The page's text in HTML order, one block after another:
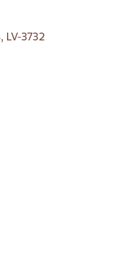
LV-3732